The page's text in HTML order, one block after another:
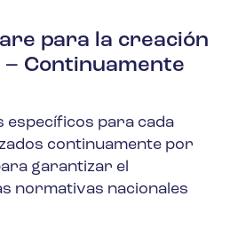
para la creación
– Continuamente
específicos para cada
continuamente por
garantizar el
normativas nacionales